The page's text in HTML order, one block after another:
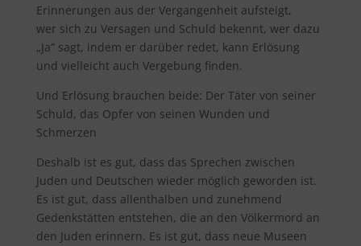
Erinnerungen aus der Vergangenheit aufsteigt,
wer sich zu Versagen und Schuld bekennt, wer dazu
„Ja“ sagt, indem er darüber redet, kann Erlösung
und vielleicht auch Vergebung finden.
Und Erlösung brauchen beide: Der Täter von seiner
Schuld, das Opfer von seinen Wunden und
Schmerzen
Deshalb ist es gut, dass das Sprechen zwischen
Juden und Deutschen wieder möglich geworden ist.
Es ist gut, dass allenthalben und zunehmend
Gedenkstätten entstehen, die an den Völkermord an
den Juden erinnern. Es ist gut, dass neue Museen